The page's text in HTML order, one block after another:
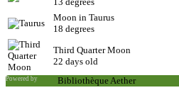
Moon in Taurus
18 degrees
Third Quarter Moon
22 days old
Powered by
Bibliothèque Aether